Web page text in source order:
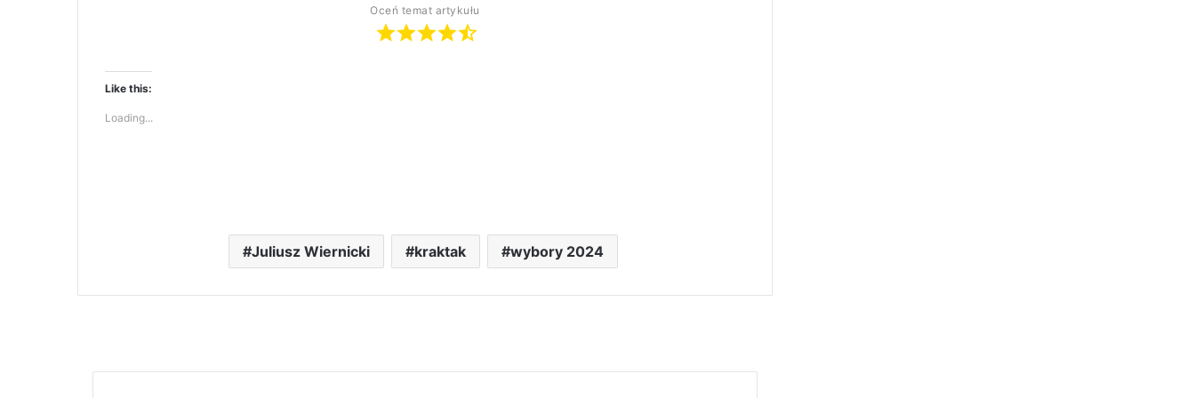
Oceń temat artykułu
Like this:
Loading...
Juliusz Wiernicki kraktak wybory 2024